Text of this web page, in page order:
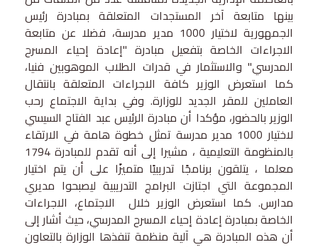
بينها متابعة آخر المستجدات المتعلقة بمبادرة رئيس
الجمهورية لاختيار 1000 مدير مدرسة، فضلا عن متابعة
الاجراءات الخاصة بتفعيل مبادرة "إعادة إحياء المسرح
المدرسي" والاستثمار في قدرات الطلاب الموهوبين فنيا،
كما استعرض الوزير كافة الاجراءات المتعلقة بانتقال
العاملين للمقر الجديد للوزارة. وفي بداية الاجتماع رحب
الوزير بالحضور، مؤكدا أن مبادرة الرئيس عبد الفتاح السيسي
لاختيار 1000 مدير مدرسة تمثل خطوة هامة في الارتقاء
بالمنظومة التعليمية ، مشيرا إلى أنه تقدم للمبادرة 1794
معلما ، يتلقون برنامجًا تدريبيًا متميزًا على أن يتم اختيار
المجموعة التي اجتازت البرامج التدريبية ليصبحوا مديري
مدارس. كما استعرض الوزير خلال الاجتماع، الاجراءات
الخاصة بمبادرة إعادة إحياء المسرح المدرسي، حيث أشار إلى
أن هذه المبادرة هي آلية منظمة تنفذها الوزارة بالتعاون